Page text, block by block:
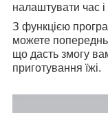
налаштувати час
З функцією
можете
що дасть змогу
приготування їжі.